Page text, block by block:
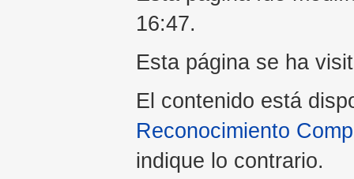
16:47.
Esta página se ha
El contenido está
Reconocimiento
indique lo contrario.